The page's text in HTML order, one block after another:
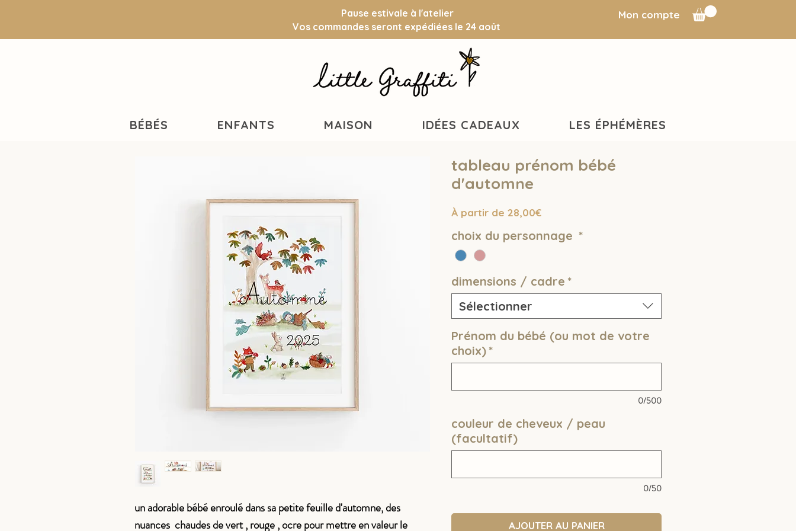
Mon compte
Pause estivale à l'atelier
Vos commandes seront expédiées le 24 août
BÉBÉS ENFANTS MAISON IDÉES CADEAUX LES ÉPHÉMÈRES
un adorable bébé enroulé dans sa petite feuille d'automne, des
nuances chaudes de vert , rouge , ocre pour mettre en valeur le
tableau prénom bébé
d'automne
À partir de 28,00€Prix
choix du personnage *
dimensions / cadre *
Sélectionner
Prénom du bébé (ou mot de votre
choix) *
0/500
couleur de cheveux / peau
(facultatif)
0/50
AJOUTER AU PANIER